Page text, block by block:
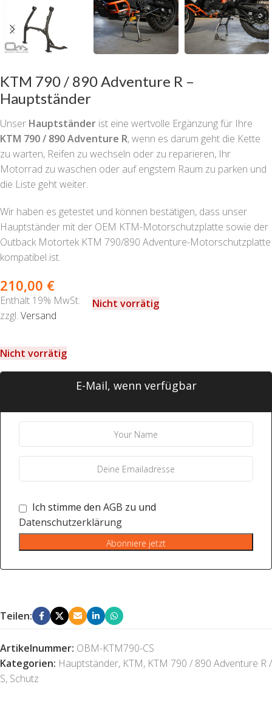
KTM 790 / 890 Adventure R –
Hauptständer
Unser Hauptständer ist eine wertvolle Ergänzung für Ihre
KTM 790 / 890 Adventure R, wenn es darum geht die Kette
zu warten, Reifen zu wechseln oder zu reparieren, Ihr
Motorrad zu waschen oder auf engstem Raum zu parken und
die Liste geht weiter.
Wir haben es getestet und können bestätigen, dass unser
Hauptständer mit der OEM KTM-Motorschutzplatte sowie der
Outback Motortek KTM 790/890 Adventure-Motorschutzplatte
kompatibel ist.
210,00 €
Enthält 19% MwSt.
zzgl. Versand
Nicht vorrätig
Nicht vorrätig
E-Mail, wenn verfügbar
Ich stimme den AGB zu und
Datenschutzerklärung
Abonniere jetzt
Teilen:
Artikelnummer: OBM-KTM790-CS
Kategorien: Hauptständer, KTM, KTM 790 / 890 Adventure R /
S, Schutz